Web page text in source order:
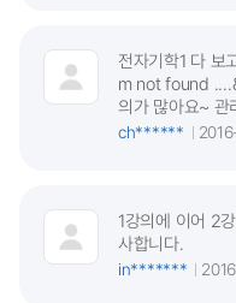
전자기학1 다
m not found
의가 많아요~ 관
ch******
1강의에 이어 2
사합니다.
in*******